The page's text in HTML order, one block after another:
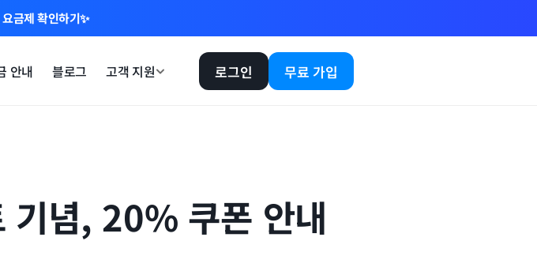
금제 확인하기✨
안내 블로그 고객 지원 로그인 무료 가입
기념, 20% 쿠폰 안내